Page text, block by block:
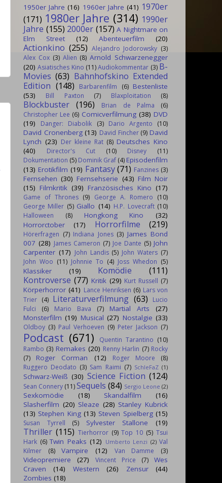
1950er Jahre (16) 1960er Jahre (41) 1970er
(171) 1980er Jahre (314) 1990er
Jahre (155) 2000er (157) A Nightmare on
Elm Street
(12) Abenteuerfilm (20)
Actionkino (255) Alejandro Jodorowsky (3)
Alex Cox (3) Alien (8) Arnold Schwarzenegger
(20) Asiatisches Kino (11)Audiokommentar (3) B-
Movies (63) Bahnhofskino Extended
Edition (148) Barbarenfilm (6) Bestenliste
(53)
Bill Paxton (7) Blaxploitation (8)
Blockbuster (196) Brian de Palma
(6)
Christopher Lee (6) Comicverfilmung (38) DVD
(19)
Danger: Diabolik (3) Dario Argento (10)
David Cronenberg (13) David Fincher (9) David
Lynch (23) Der kleine Rat (8) Deutsches Kino
(40)
Director's Cut (10) Disney
(11)
Dokumentation (5) Dominik Graf (4) Episodenfilm
(13) Erotikfilm (19) Fantasy (71) Fanzines (3)
Fernsehen (30) Fernsehserie (43) Film Noir
(15) Filmkritik (39) Französisches Kino (17)
Game of Thrones (9) George A. Romero (10)
George Miller (5) Giallo (14) H.P. Lovecraft (10)
Halloween
(8) Hongkong Kino
(32)
Horrorctober
(17) Horrorfilme (219)
Hörerfragen (7) Indiana Jones (3) James Bond
007 (28) James Cameron (7) Joe Dante (5) John
Carpenter (17) John Landis (5) John Waters (7)
John Woo (11) Johnnie To (4) Joss Whedon (5)
Klassiker (19) Komödie
(111)
Kontroverse (77) Kritik (29) Kurt Russell (7)
Körperhorror (41) Lance Henriksen (6) Lars von
Trier (4) Literaturverfilmung (63)
Lucio
Fulci
(6) Mario Bava (7) Martial Arts
(27)
Monsterfilm (19) Musical (27) Nostalgie (33)
Oldboy (3) Paul Verhoeven (9) Peter Jackson (7)
Podcast (671) Quentin Tarantino (10)
Rambo (3) Remakes (20) Renny Harlin (7) Rocky
(7)
Roger Corman (12) Roger Moore
(8)
Ruggero Deodato (3) Sam Raimi (7) SchleFaZ (1)
Schwarz-Weiß (30) Science Fiction (124)
Sean Connery (11)Sequels (84) Sergio Leone (2)
Sexkomödie (18) Skandalfilm
(16)
Slasherfilm (20) Sleaze (28) Stanley Kubrick
(13) Stephen King (13) Steven Spielberg (15)
Susan Tyrrell (5) Sylvester Stallone (19)
Thriller (115) Tierhorror (9) Top 10 (5) Tsui
Hark (6) Twin Peaks (12) Umberto Lenzi (2) Val
Kilmer
(8) Vampire (12) Van Damme (3)
Videopremiere (27) Vincent Price (7)
Wes
Craven
(14) Western (26) Zensur
(44)
Zombies (18)